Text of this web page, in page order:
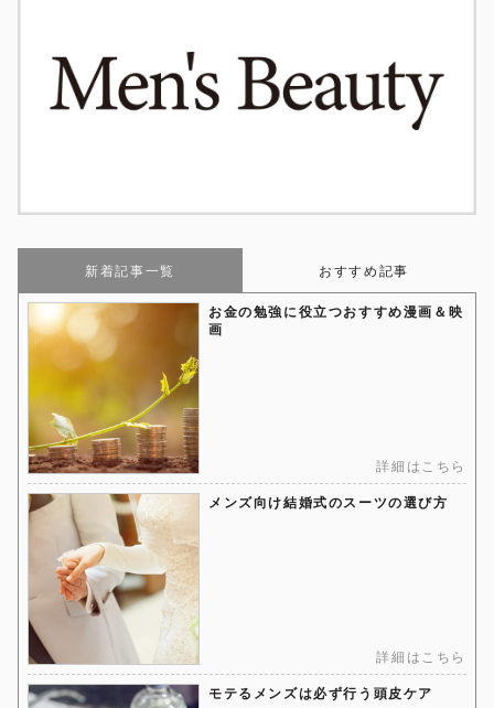
新着記事一覧 おすすめ記事
お金の勉強に役立つおすすめ漫画＆映
画
詳細はこちら
メンズ向け結婚式のスーツの選び方
詳細はこちら
モテるメンズは必ず行う頭皮ケア